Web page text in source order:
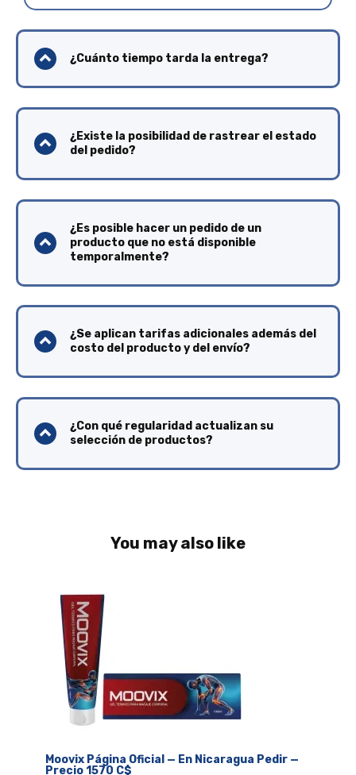
¿Cuánto tiempo tarda la entrega?
¿Existe la posibilidad de rastrear el estado
del pedido?
¿Es posible hacer un pedido de un
producto que no está disponible
temporalmente?
¿Se aplican tarifas adicionales además del
costo del producto y del envío?
¿Con qué regularidad actualizan su
selección de productos?
You may also like
Moovix Página Oficial — En Nicaragua Pedir —
Precio 1570 C$